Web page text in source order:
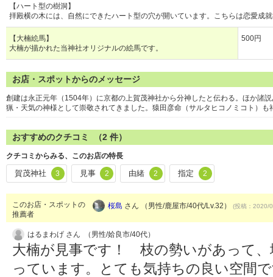
【ハート型の樹洞】
拝殿横の木には、自然にできたハート型の穴が開いています。こちらは恋愛成
【大楠絵馬】
大楠が描かれた当神社オリジナルの絵馬です。
500円
お店・スポットからのメッセージ
創建は永正元年（1504年）に京都の上賀茂神社から分神したと伝わる。ほか諸
猟・天気の神様として崇敬されてきました。猿田彦命（サルタヒコノミコト）
おすすめのクチコミ （2 件）
クチコミからみる、このお店の特長
賀茂神社 3 見事 2 由緒 2 指定 2
このお店・スポットの
推薦者
桜島 さん （男性/鹿屋市/40代/Lv.32） (投稿：2020/
はるまわげ さん （男性/姶良市/40代）
大楠が見事です！ 枝の勢いがあって
っています。とても気持ちの良い空間